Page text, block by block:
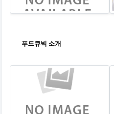
푸드큐빅 소개